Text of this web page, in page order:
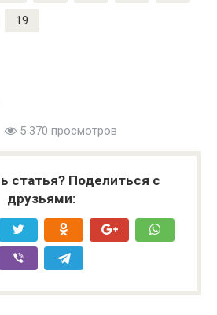
19
5 370 просмотров
статья? Поделиться с
друзьями: